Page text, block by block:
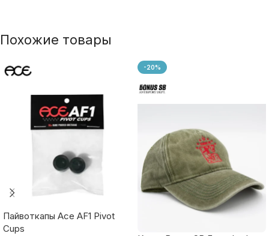
Похожие товары
Пайвоткапы Ace AF1 Pivot
Cups
-20%